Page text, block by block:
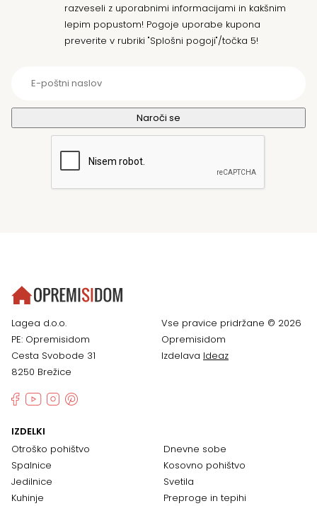
razveseli z uporabnimi informacijami in kakšnim
lepim popustom! Pogoje uporabe kupona
preverite v rubriki "Splošni pogoji"/točka 5!
Lagea d.o.o.
PE: Opremisidom
Cesta Svobode 31
8250 Brežice
Vse pravice pridržane © 2026
Opremisidom
Izdelava Ideaz
IZDELKI
Otroško pohištvo
Spalnice
Jedilnice
Kuhinje
Dnevne sobe
Kosovno pohištvo
Svetila
Preproge in tepihi